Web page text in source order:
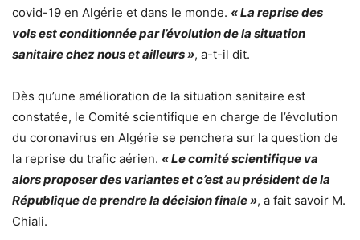
covid-19 en Algérie et dans le monde. « La reprise des
vols est conditionnée par l’évolution de la situation
sanitaire chez nous et ailleurs », a-t-il dit.
Dès qu’une amélioration de la situation sanitaire est
constatée, le Comité scientifique en charge de l’évolution
du coronavirus en Algérie se penchera sur la question de
la reprise du trafic aérien. « Le comité scientifique va
alors proposer des variantes et c’est au président de la
République de prendre la décision finale », a fait savoir M.
Chiali.